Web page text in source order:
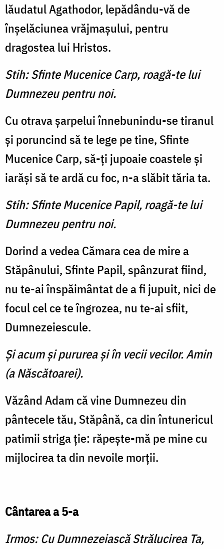
lăudatul Agathodor, lepădându-vă de
înşelăciunea vrăjma­şului, pentru
dragostea lui Hristos.
Stih: Sfinte Mucenice Carp, roagă-te lui
Dumnezeu pentru noi.
Cu otrava şarpelui înnebunindu-se tiranul
şi poruncind să te lege pe tine, Sfinte
Mucenice Carp, să-ţi ju­poaie coastele şi
iarăşi să te ardă cu foc, n-a slăbit tăria ta.
Stih: Sfinte Mucenice Papil, roagă-te lui
Dumnezeu pentru noi.
Dorind a vedea Cămara cea de mire a
Stăpânului, Sfinte Papil, spânzurat fiind,
nu te-ai înspăimântat de a fi jupuit, nici de
focul cel ce te îngrozea, nu te-ai sfiit,
Dumnezeiescule.
Şi acum şi pururea şi în vecii vecilor. Amin
(a Născătoarei).
Văzând Adam că vine Dum­nezeu din
pântecele tău, Stă­până, ca din întunericul
patimii striga ţie: răpeşte-mă pe mine cu
mijlocirea ta din nevoile morţii.
Cântarea a 5-a
Irmos: Cu Dumnezeiască Străluci­rea Ta,